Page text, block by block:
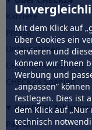
Mit dem Klick auf
über Cookies ein
servieren und
können wir Ihnen
Werbung und
„anpassen”
festlegen. Dies ist
dem Klick auf
technisch
Karriere
Presse
Unternehmen
CHECK24 Österreich
CHECK24 Spanien
CHECK24
PayPal